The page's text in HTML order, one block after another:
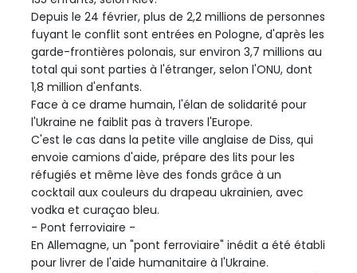
Depuis le 24 février, plus de 2,2 millions de personnes
fuyant le conflit sont entrées en Pologne, d'après les
garde-frontières polonais, sur environ 3,7 millions au
total qui sont parties à l'étranger, selon l'ONU, dont
1,8 million d'enfants.
Face à ce drame humain, l'élan de solidarité pour
l'Ukraine ne faiblit pas à travers l'Europe.
C'est le cas dans la petite ville anglaise de Diss, qui
envoie camions d'aide, prépare des lits pour les
réfugiés et même lève des fonds grâce à un
cocktail aux couleurs du drapeau ukrainien, avec
vodka et curaçao bleu.
- Pont ferroviaire -
En Allemagne, un "pont ferroviaire" inédit a été établi
pour livrer de l'aide humanitaire à l'Ukraine.